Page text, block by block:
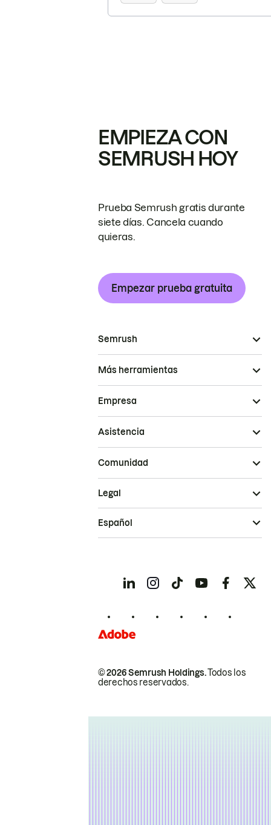
EMPIEZA CON
SEMRUSH HOY
Prueba Semrush gratis durante
siete días. Cancela cuando
quieras.
Empezar prueba gratuita
Semrush
Más herramientas
Empresa
Asistencia
Comunidad
© 2026 Semrush Holdings.Todos los
derechos reservados.
Legal
Español